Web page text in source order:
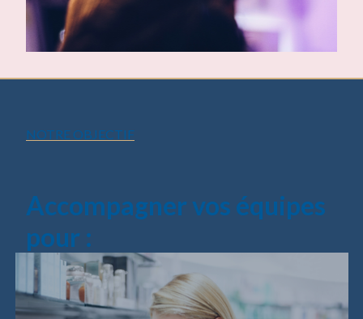
NOTRE OBJECTIF
Accompagner vos équipes
pour :